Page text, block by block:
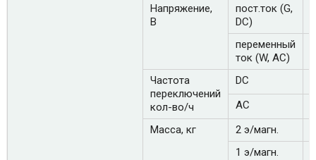
Напряжение,
В
пост.ток (G,
DC)
переменный
ток (W, AC)
Частота
переключений
кол-во/ч
DC
AC
Масса, кг
2 э/магн.
1 э/магн.